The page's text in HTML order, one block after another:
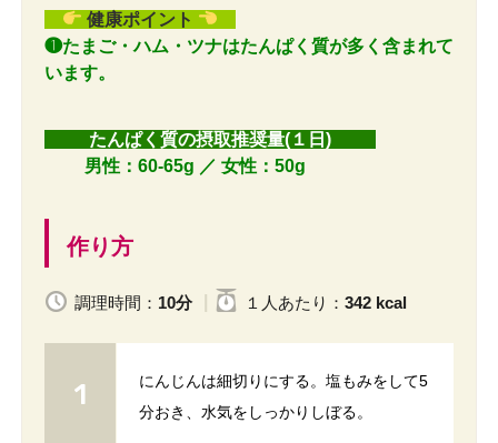
健康ポイント
❶たまご・ハム・ツナはたんぱく質が多く含まれて
います。
たんぱく質の摂取推奨量(１日)
男性：60-65g ／ 女性：50g
作り方
調理時間： 10分 １人 あたり ： 342 kcal
にんじんは細切りにする。塩もみをして5
分おき、水気をしっかりしぼる。